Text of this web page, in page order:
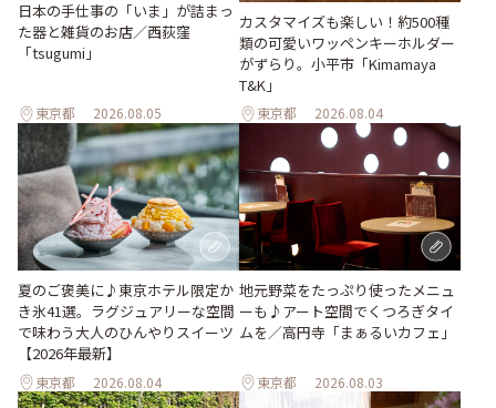
日本の手仕事の「いま」が詰まっ
た器と雑貨のお店／西荻窪
「tsugumi」
東京都 2026.08.05
カスタマイズも楽しい！約500種
類の可愛いワッペンキーホルダー
がずらり。小平市「Kimamaya
T&K」
東京都 2026.08.04
夏のご褒美に♪東京ホテル限定か
き氷41選。ラグジュアリーな空間
で味わう大人のひんやりスイーツ
【2026年最新】
東京都 2026.08.04
地元野菜をたっぷり使ったメニュ
ーも♪アート空間でくつろぎタイ
ムを／高円寺「まぁるいカフェ」
東京都 2026.08.03